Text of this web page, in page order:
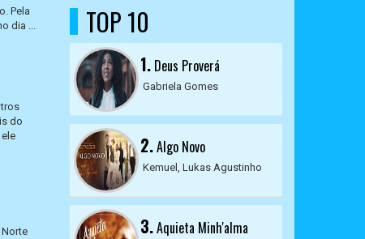
Pela
dia ...
do
TOP 10
1.Deus Proverá
Gabriela Gomes
2.Algo Novo
Kemuel, Lukas Agustinho
3.Aquieta Minh'alma